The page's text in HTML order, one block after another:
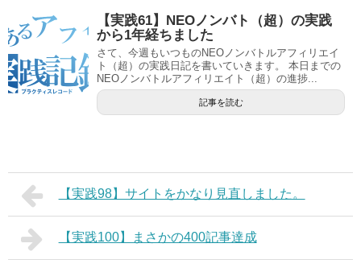
【実践61】NEOノンバト（超）の実践
から1年経ちました
さて、今週もいつものNEOノンバトルアフィリエイ
ト（超）の実践日記を書いていきます。 本日までの
NEOノンバトルアフィリエイト（超）の進捗...
記事を読む
【実践98】サイトをかなり見直しました。
【実践100】まさかの400記事達成